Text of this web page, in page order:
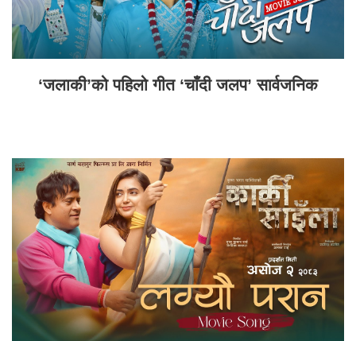
‘जलाकी’को पहिलो गीत ‘चाँदी जलप’ सार्वजनिक